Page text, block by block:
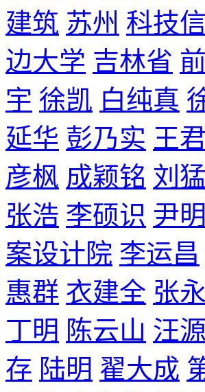
建筑 苏州 科技
边大学 吉林省
宇 徐凯 白纯真
延华 彭乃实 王君
彦枫 成颖铭 刘猛
张浩 李硕识 尹
案设计院 李运昌
惠群 衣建全 张
丁明 陈云山 汪源
存 陆明 翟大成